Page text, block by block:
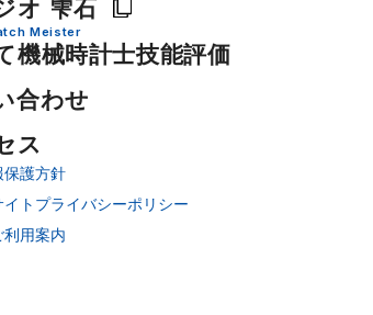
オ 雫石
Meister
機械時計士技能評価
合わせ
ス
保護方針
イトプライバシーポリシー
用案内